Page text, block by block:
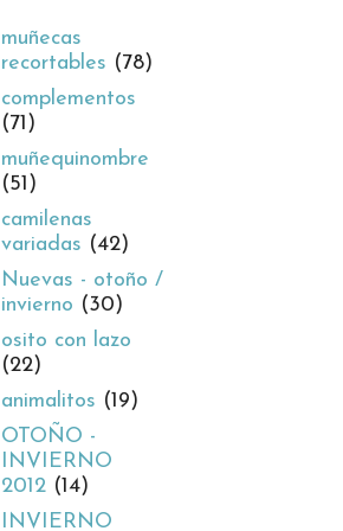
muñecas
recortables (78)
complementos
(71)
muñequinombre
(51)
camilenas
variadas (42)
Nuevas - otoño /
invierno (30)
osito con lazo
(22)
animalitos (19)
OTOÑO -
INVIERNO
2012 (14)
INVIERNO